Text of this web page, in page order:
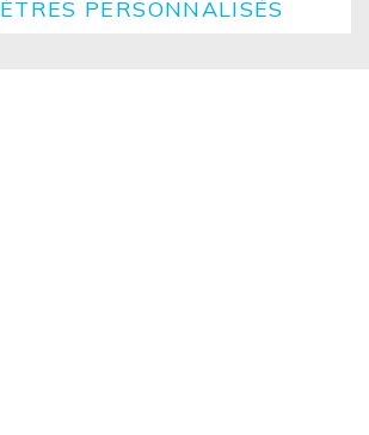
©2026 ISOLED FIAI Handels GmbH All
PERSONNALISÉS